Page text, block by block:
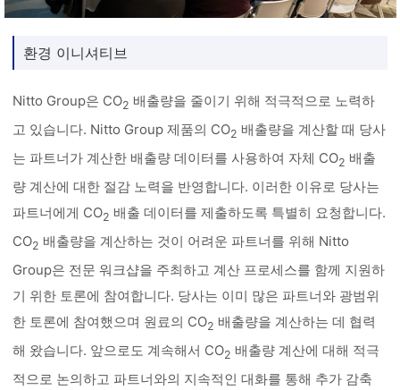
환경 이니셔티브
Nitto Group은 CO2 배출량을 줄이기 위해 적극적으로 노력하
고 있습니다. Nitto Group 제품의 CO2 배출량을 계산할 때 당사
는 파트너가 계산한 배출량 데이터를 사용하여 자체 CO2 배출
량 계산에 대한 절감 노력을 반영합니다. 이러한 이유로 당사는
파트너에게 CO2 배출 데이터를 제출하도록 특별히 요청합니다.
CO2 배출량을 계산하는 것이 어려운 파트너를 위해 Nitto
Group은 전문 워크샵을 주최하고 계산 프로세스를 함께 지원하
기 위한 토론에 참여합니다. 당사는 이미 많은 파트너와 광범위
한 토론에 참여했으며 원료의 CO2 배출량을 계산하는 데 협력
해 왔습니다. 앞으로도 계속해서 CO2 배출량 계산에 대해 적극
적으로 논의하고 파트너와의 지속적인 대화를 통해 추가 감축